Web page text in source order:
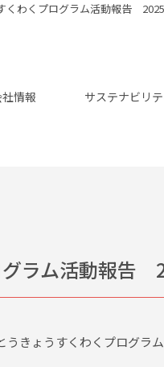
くわくプログラム活動報告
社情報 サステナビリテ
ラム活動報告
うきょうすくわくプログラ